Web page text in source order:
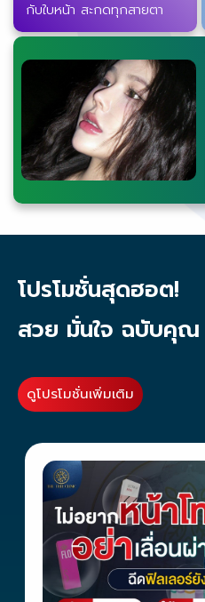
กับใบหน้า สะกดทุกสายตา
โปรโมชั่นสุดฮอต!
สวย มั่นใจ ฉบับคุณ
ดูโปรโมชั่นเพิ่มเติม